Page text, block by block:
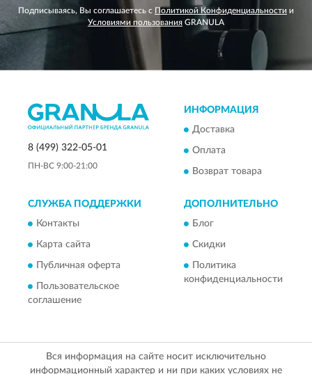
Подписываясь, Вы соглашаетесь с Политикой Конфиденциальности и
Условиями пользования GRANULA
8 (499) 322-05-01
ПН-ВС 9:00-21:00
ИНФОРМАЦИЯ
Доставка
Оплата
Возврат товара
СЛУЖБА ПОДДЕРЖКИ
Контакты
Карта сайта
Публичная оферта
Пользовательское
соглашение
ДОПОЛНИТЕЛЬНО
Блог
Скидки
Политика
конфиденциальности
Вся информация на сайте носит исключительно
информационный характер и ни при каких условиях не